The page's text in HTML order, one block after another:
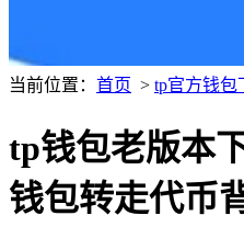
当前位置： 首页 > tp官方钱包
tp钱包老版本
钱包转走代币